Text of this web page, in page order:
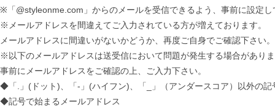
※「@styleonme.com」からのメールを受信できるよう、事前に設定し
※メールアドレスを間違えてご入力されている方が増えております。
メールアドレスに間違いがないかどうか、再度ご自身でご確認下さい。
※以下のメールアドレスは送受信において問題が発生する場合があり
事前にメールアドレスをご確認の上、ご入力下さい。
◆「.」(ドット)、「-」(ハイフン)、「_」（アンダースコア）以外の記
◆記号で始まるメールアドレス